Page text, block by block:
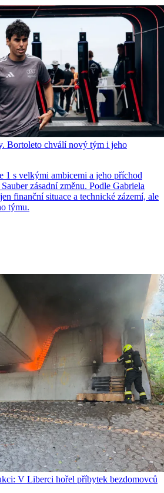
Bortoleto chválí nový tým i jeho
1 s velkými ambicemi a jeho příchod
zásadní změnu. Podle Gabriela
finanční situace a technické zázemí, ale
týmu.
V Liberci hořel příbytek bezdomovců